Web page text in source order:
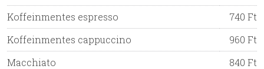
Koffeinmentes espresso
740 Ft
Koffeinmentes cappuccino
960 Ft
Macchiato
840 Ft